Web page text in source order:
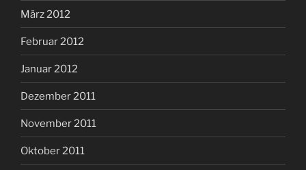
März 2012
Februar 2012
Januar 2012
Dezember 2011
November 2011
Oktober 2011